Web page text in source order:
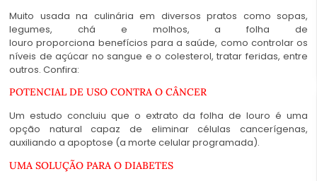
Muito usada na culinária em diversos pratos como sopas,
legumes, chá e molhos, afolha de
louro proporciona benefícios para a saúde, como controlar os
níveis de açúcar no sangue e o colesterol, tratar feridas, entre
outros. Confira:
POTENCIAL DE USO CONTRA O CÂNCER
Um estudo concluiu que o extrato dafolha de louro é uma
opção natural capaz de eliminar células cancerígenas,
auxiliando a apoptose (a morte celular programada).
UMA SOLUÇÃO PARA O DIABETES